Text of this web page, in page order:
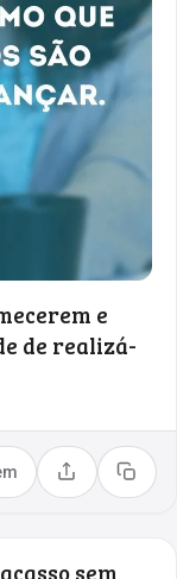
e
de realizá-
Compartilhar
Copiar
sem